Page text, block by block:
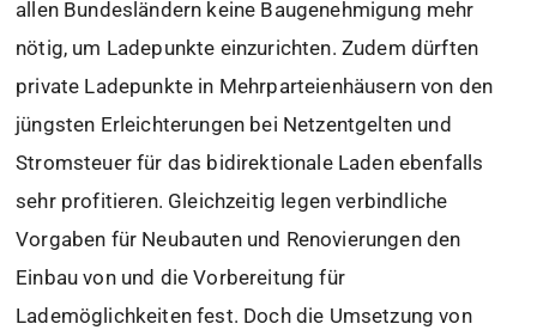
allen Bundesländern keine Baugenehmigung mehr
nötig, um Ladepunkte einzurichten. Zudem dürften
private Ladepunkte in Mehrparteienhäusern von den
jüngsten Erleichterungen bei Netzentgelten und
Stromsteuer für das bidirektionale Laden ebenfalls
sehr profitieren. Gleichzeitig legen verbindliche
Vorgaben für Neubauten und Renovierungen den
Einbau von und die Vorbereitung für
Lademöglichkeiten fest. Doch die Umsetzung von